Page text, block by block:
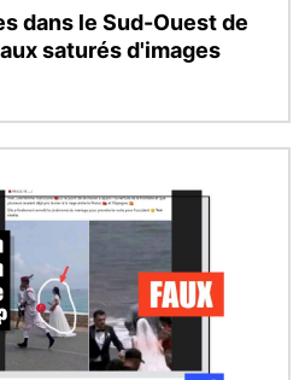
dans le Sud-Ouest de
saturés d'images